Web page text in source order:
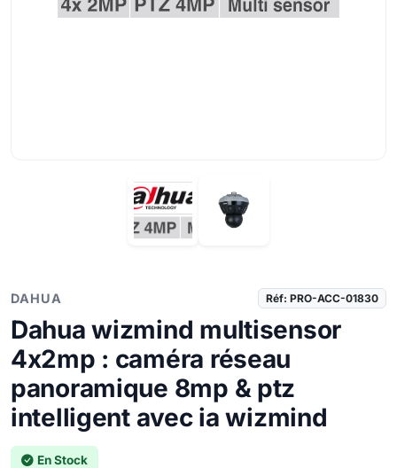
DAHUA Réf: PRO-ACC-01830
Dahua wizmind multisensor
4x2mp : caméra réseau
panoramique 8mp & ptz
intelligent avec ia wizmind
En Stock